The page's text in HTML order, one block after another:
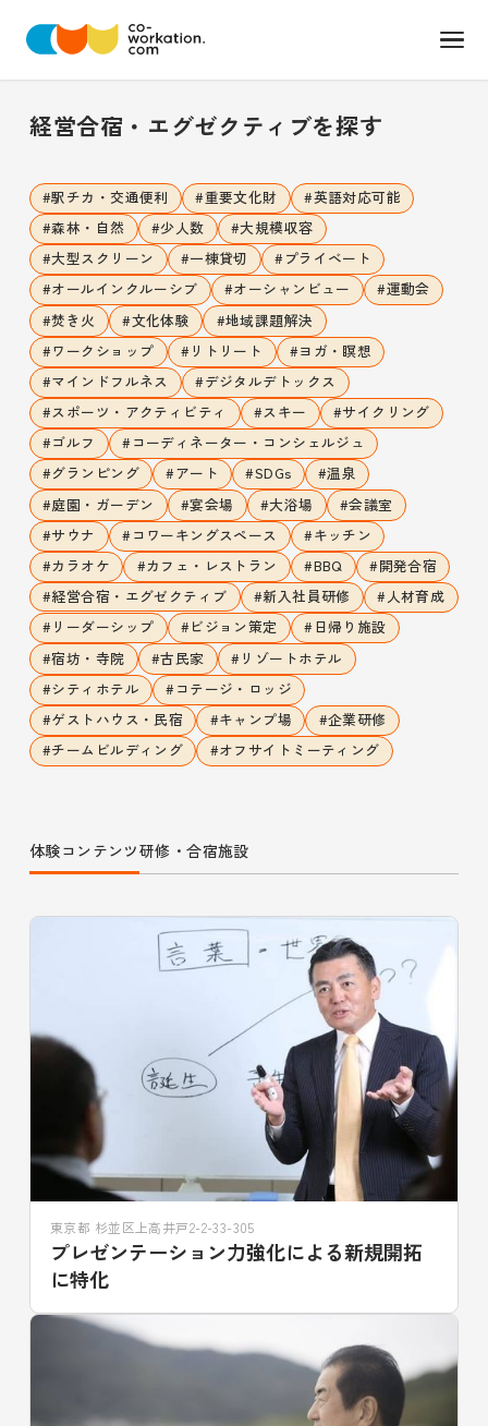
経営合宿・エグゼクティブを探す
#駅チカ・交通便利 #重要文化財 #英語対応可能
#森林・自然 #少人数 #大規模収容
#大型スクリーン #一棟貸切 # プライベート
#オールインクルーシブ #オーシャンビュー #運動会
#焚き火 #文化体験 #地域課題解決
#ワークショップ # リトリート #ヨガ・瞑想
#マインドフルネス #デジタルデトックス
#スポーツ・アクティビティ #スキー #サイクリング
#ゴルフ # コーディネーター・コンシェルジュ
#グランピング #アート #SDGs #温泉
#庭園・ガーデン #宴会場 #大浴場 #会議室
#サウナ # コワーキングスペース #キッチン
#カラオケ #カフェ・レストラン #BBQ #開発合宿
#経営合宿・エグゼクティブ #新入社員研修 #人材育成
# リーダーシップ # ビジョン策定 # 日帰り施設
#宿坊・寺院 #古民家 # リゾートホテル
#シティホテル # コテージ・ロッジ
#ゲストハウス・民宿 #キャンプ場 #企業研修
#チームビルディング #オフサイトミーティング
体験コンテンツ研修・合宿施設
東京都 杉並区上高井戸2-2-33-305
プレゼンテーション力強化による新規開拓
に特化